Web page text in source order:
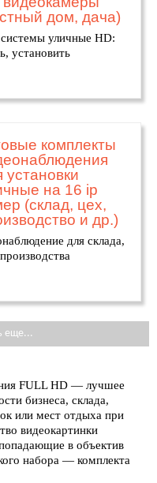
дом, дача)
уличные HD:
установить
комплекты
установки
на 16 ip
(склад, цех,
и др.)
для склада,
еще...
FULL HD — лучшее
бизнеса, склада,
или мест отдыха при
видеокартинки
в объектив
набора — комплекта